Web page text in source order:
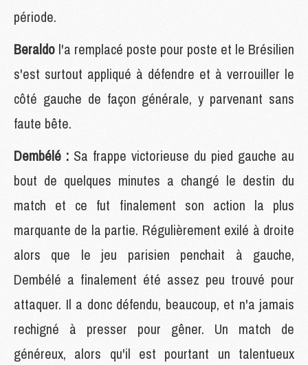
période.
Beraldo l'a remplacé poste pour poste et le Brésilien
s'est surtout appliqué à défendre et à verrouiller le
côté gauche de façon générale, y parvenant sans
faute bête.
Dembélé : Sa frappe victorieuse du pied gauche au
bout de quelques minutes a changé le destin du
match et ce fut finalement son action la plus
marquante de la partie. Régulièrement exilé à droite
alors que le jeu parisien penchait à gauche,
Dembélé a finalement été assez peu trouvé pour
attaquer. Il a donc défendu, beaucoup, et n'a jamais
rechigné à presser pour gêner. Un match de
généreux, alors qu'il est pourtant un talentueux